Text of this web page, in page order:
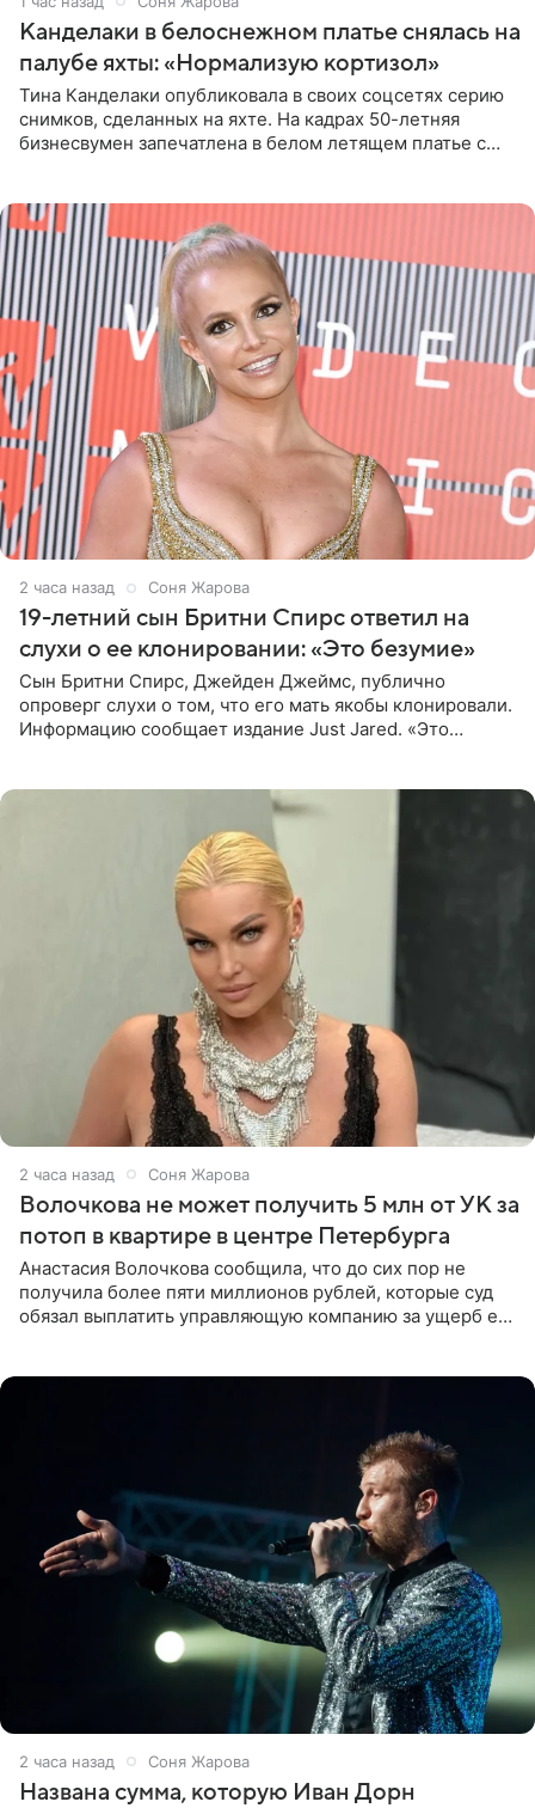
Канделаки в белоснежном платье снялась на
палубе яхты: «Нормализую кортизол»
Тина Канделаки опубликовала в своих соцсетях серию
снимков, сделанных на яхте. На кадрах 50-летняя
бизнесвумен запечатлена в белом летящем платье с
2 часа назад Соня Жарова
19-летний сын Бритни Спирс ответил на
слухи о ее клонировании: «Это безумие»
Сын Бритни Спирс, Джейден Джеймс, публично
опроверг слухи о том, что его мать якобы клонировали.
Информацию сообщает издание Just Jared. «Это
2 часа назад Соня Жарова
Волочкова не может получить 5 млн от УК за
потоп в квартире в центре Петербурга
Анастасия Волочкова сообщила, что до сих пор не
получила более пяти миллионов рублей, которые суд
обязал выплатить управляющую компанию за ущерб ее
2 часа назад Соня Жарова
Названа сумма, которую Иван Дорн